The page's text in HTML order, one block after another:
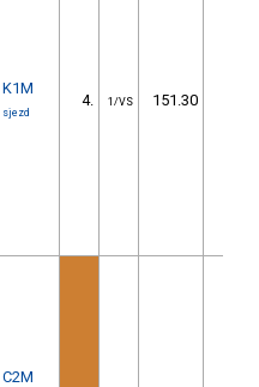
K1M
sjezd
4. 1/VS 151.30
C2M